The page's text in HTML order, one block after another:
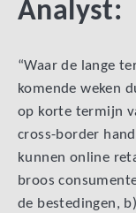
Analyst:
“Waar de lange
komende weken
op korte termijn
cross-border
kunnen online
broos
de bestedingen,